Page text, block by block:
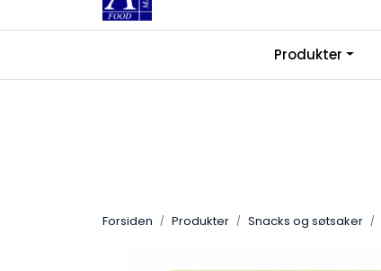
Skip to main content
Ledige stillinger |
Produkter
Forsiden Produkter Snacks og søtsaker